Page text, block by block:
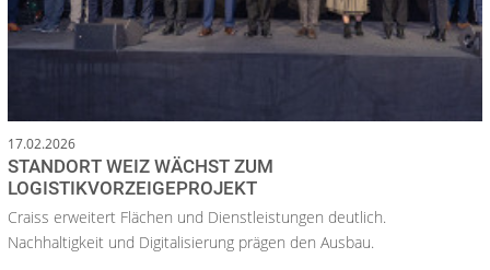
17.02.2026
STANDORT WEIZ WÄCHST ZUM
LOGISTIKVORZEIGEPROJEKT
Craiss erweitert Flächen und Dienstleistungen deutlich.
Nachhaltigkeit und Digitalisierung prägen den Ausbau.